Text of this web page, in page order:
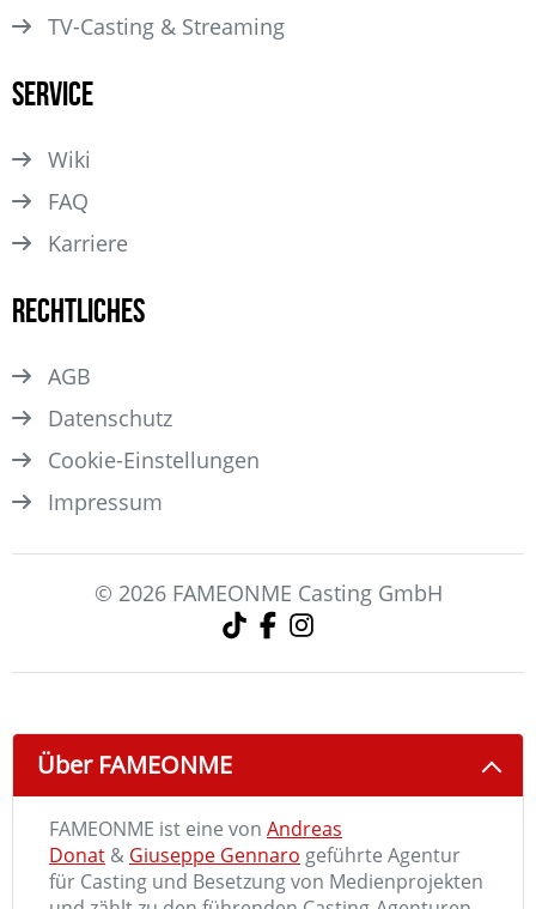
TV-Casting & Streaming
Service
Wiki
FAQ
Karriere
Rechtliches
AGB
Datenschutz
Cookie-Einstellungen
Impressum
© 2026 FAMEONME Casting GmbH
Über FAMEONME
FAMEONME ist eine von Andreas
Donat & Giuseppe Gennaro geführte Agentur
für Casting und Besetzung von Medienprojekten